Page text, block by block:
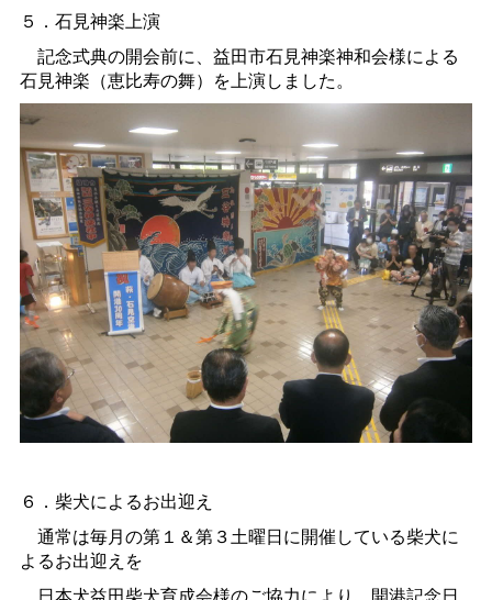
５．石見神楽上演
記念式典の開会前に、益田市石見神楽神和会様による
石見神楽（恵比寿の舞）を上演しました。
６．柴犬によるお出迎え
通常は毎月の第１＆第３土曜日に開催している柴犬に
よるお出迎えを